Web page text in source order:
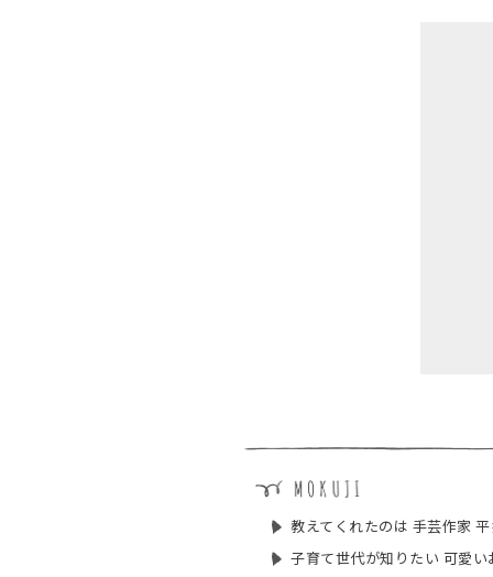
教えてくれたのは 手芸作家
子育て世代が知りたい 可愛